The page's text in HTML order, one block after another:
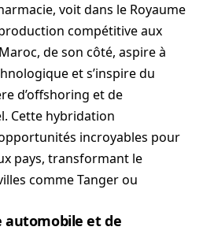
voit dans le Royaume
compétitive aux
de son côté, aspire à
et s’inspire du
d’offshoring et de
Cette hybridation
incroyables pour
pays, transformant le
comme Tanger ou
automobile et de